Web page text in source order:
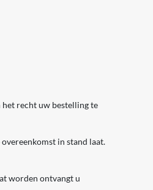
recht uw bestelling te
in stand laat.
worden ontvangt u